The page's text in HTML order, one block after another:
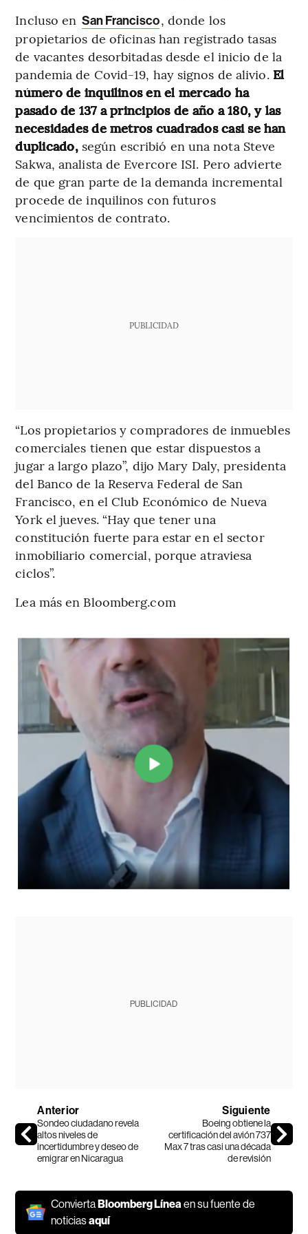
Incluso en San Francisco, donde los
propietarios de oficinas han registrado tasas
de vacantes desorbitadas desde el inicio de la
pandemia de Covid-19, hay signos de alivio.El
número de inquilinos en el mercado ha
pasado de 137 a principios de año a 180, y las
necesidades de metros cuadrados casi se han
duplicado, según escribió en una nota Steve
Sakwa, analista de Evercore ISI. Pero advierte
de que gran parte de la demanda incremental
procede de inquilinos con futuros
vencimientos de contrato.
PUBLICIDAD
“Los propietarios y compradores de inmuebles
comerciales tienen que estar dispuestos a
jugar a largo plazo”, dijo Mary Daly, presidenta
del Banco de la Reserva Federal de San
Francisco, en el Club Económico de Nueva
York el jueves. “Hay que tener una
constitución fuerte para estar en el sector
inmobiliario comercial, porque atraviesa
ciclos”.
Lea más en Bloomberg.com
PUBLICIDAD
Anterior
Sondeo ciudadano revela
altos niveles de
incertidumbre y deseo de
emigrar en Nicaragua
Siguiente
Boeing obtiene la
certificación del avión 737
Max 7 tras casi una década
de revisión
ConviertaBloomberg Línea en su fuente de
noticiasaquí